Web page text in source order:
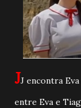
JJ encontra
entre Eva e